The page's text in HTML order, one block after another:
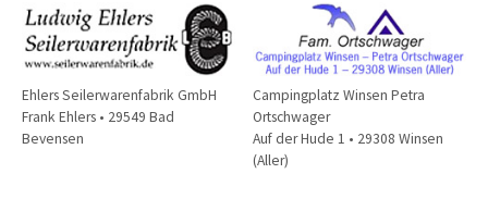
Ehlers Seilerwarenfabrik GmbH
Frank Ehlers • 29549 Bad
Bevensen
Campingplatz Winsen Petra
Ortschwager
Auf der Hude 1 • 29308 Winsen
(Aller)